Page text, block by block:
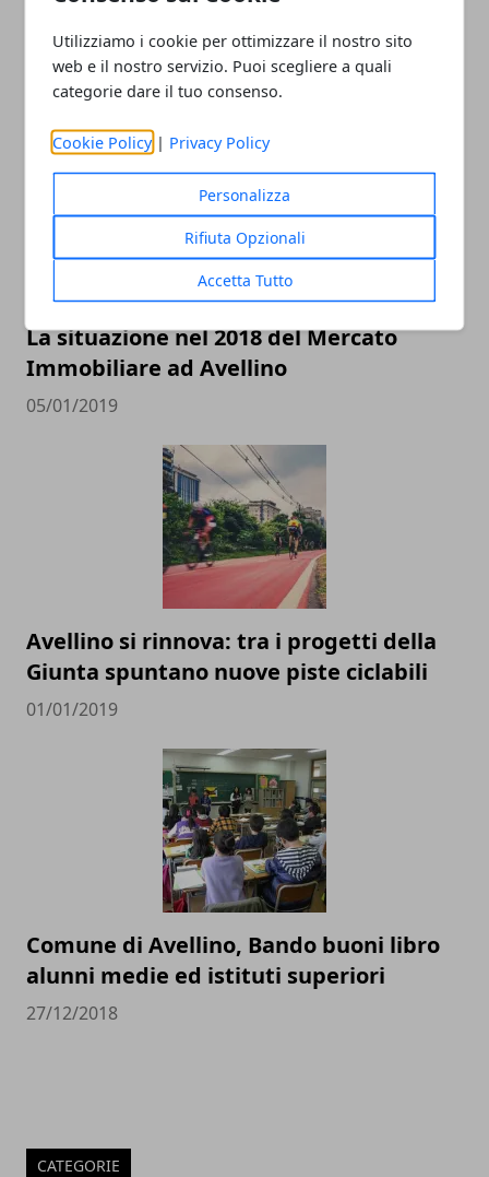
Utilizziamo i cookie per ottimizzare il nostro sito
web e il nostro servizio. Puoi scegliere a quali
categorie dare il tuo consenso.
Cookie Policy | Privacy Policy
Personalizza
Rifiuta Opzionali
Accetta Tutto
ARTICOLI CORRELATI
La situazione nel 2018 del Mercato
Immobiliare ad Avellino
05/01/2019
Avellino si rinnova: tra i progetti della
Giunta spuntano nuove piste ciclabili
01/01/2019
Comune di Avellino, Bando buoni libro
alunni medie ed istituti superiori
27/12/2018
CATEGORIE